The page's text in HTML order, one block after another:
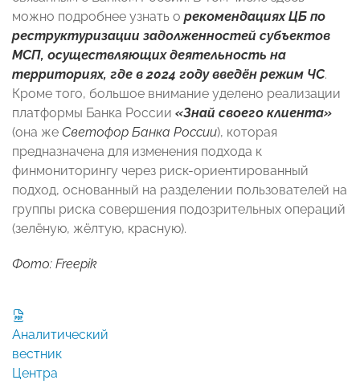
можно подробнее узнать о рекомендациях ЦБ по
реструктуризации задолженностей субъектов
МСП, осуществляющих деятельность на
территориях, где в 2024 году введён режим ЧС.
Кроме того, большое внимание уделено реализации
платформы Банка России «Знай своего клиента»
(она же Светофор Банка России), которая
предназначена для изменения подхода к
финмониторингу через риск-ориентированный
подход, основанный на разделении пользователей на
группы риска совершения подозрительных операций
(зелёную, жёлтую, красную).
Фото: Freepik
Аналитический
вестник
Центра